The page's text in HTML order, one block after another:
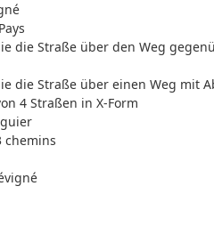
die Straße über den Weg
die Straße über einen Weg mit
4 Straßen in X-Form
chemins